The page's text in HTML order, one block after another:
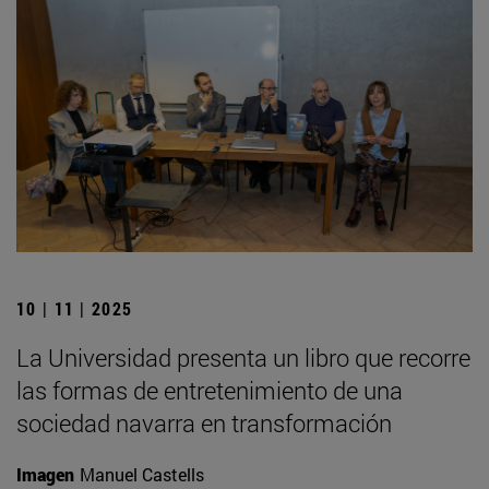
10 | 11 | 2025
La Universidad presenta un libro que recorre
las formas de entretenimiento de una
sociedad navarra en transformación
Imagen Manuel Castells